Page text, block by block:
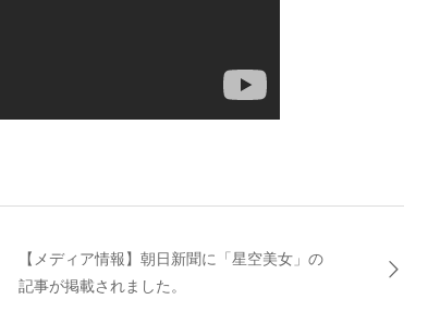
【メディア情報】朝日新聞に「星空美女」の
記事が掲載されました。